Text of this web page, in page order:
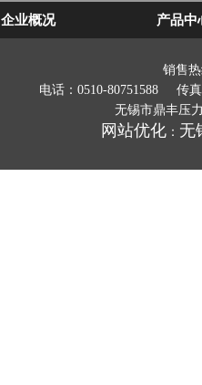
企业概况 产品中
销售
电话：0510-80751588 传
无锡市鼎丰压
网站优化 ： 无